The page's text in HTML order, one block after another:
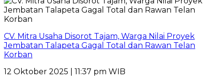
CV. Mitra Usaha Disorot Tajam, Warga Nilai Proyek
Jembatan Talapeta Gagal Total dan Rawan Telan
Korban
12 Oktober 2025 | 11:37 pm WIB